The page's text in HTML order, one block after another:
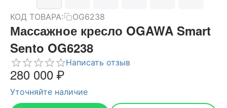
КОД ТОВАРА: OG6238
Массажное кресло OGAWA Smart
Sento OG6238
Написать отзыв
280 000₽
Уточняйте наличие